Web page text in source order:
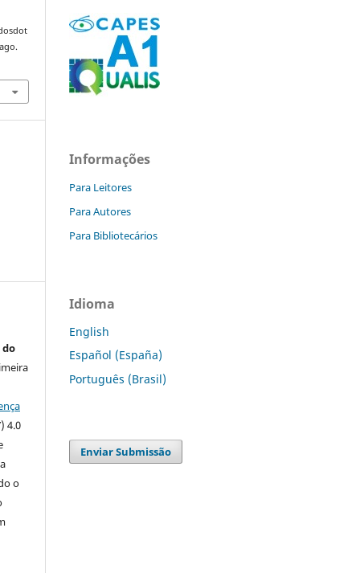
do
4.0
o
Informações
Para Leitores
Para Autores
Para Bibliotecários
Idioma
English
Español (España)
Português (Brasil)
Enviar Submissão